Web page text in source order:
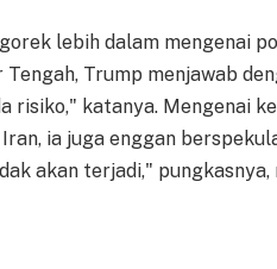
lebih dalam mengenai
Trump menjawab
risiko," katanya. Mengenai
ia juga enggan
akan terjadi,"